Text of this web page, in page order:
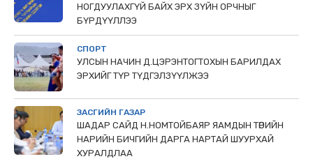
НОГДУУЛАХГҮЙ БАЙХ ЭРХ ЗҮЙН ОРЧНЫГ
БҮРДҮҮЛЛЭЭ
СПОРТ
УЛСЫН НАЧИН Д.ЦЭРЭНТОГТОХЫН БАРИЛДАХ
ЭРХИЙГ ТҮР ТҮДГЭЛЗҮҮЛЖЭЭ
ЗАСГИЙН ГАЗАР
ШАДАР САЙД Н.НОМТОЙБАЯР ЯАМДЫН ТӨРИЙН
НАРИЙН БИЧГИЙН ДАРГА НАРТАЙ ШУУРХАЙ
ХУРАЛДЛАА